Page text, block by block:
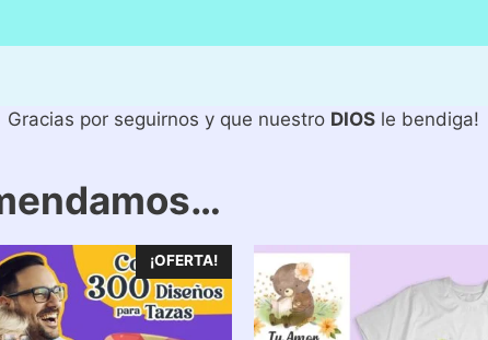
Gracias por seguirnos y que nuestro DIOSle bendiga!
¡OFERTA!